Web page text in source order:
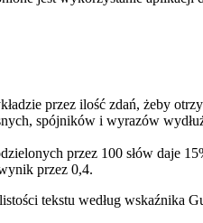
przez ilość zdań, żeby
spójników i wyrazów
przez 100 słów daje
przez 0,4.
tekstu we­dług